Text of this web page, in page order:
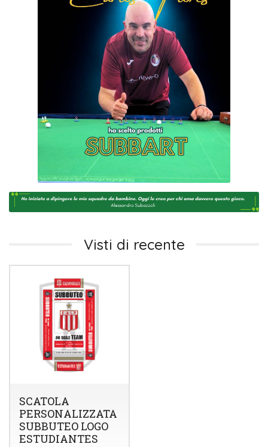
Visti di recente
SCATOLA
PERSONALIZZATA
SUBBUTEO LOGO
ESTUDIANTES